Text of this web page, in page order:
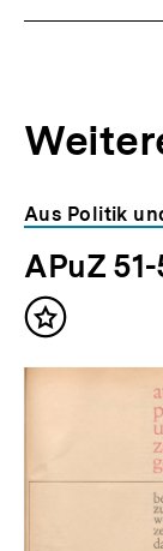
für
weitere
Inhalte
überspringen
Aus Politik
APuZ
Inhalt